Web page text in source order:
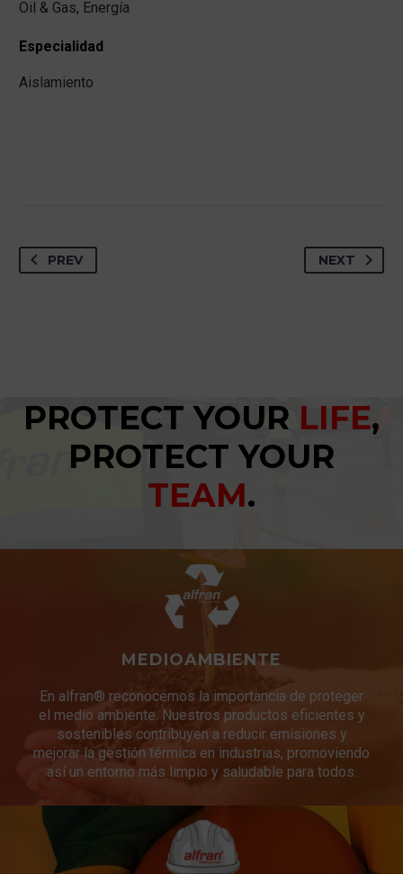
Oil & Gas, Energía
Especialidad
Aislamiento
PREV NEXT
PROTECT YOUR LIFE,
PROTECT YOUR
TEAM.
MEDIOAMBIENTE
En alfran® reconocemos la importancia de proteger
el medio ambiente. Nuestros productos eficientes y
sostenibles contribuyen a reducir emisiones y
mejorar la gestión térmica en industrias, promoviendo
así un entorno más limpio y saludable para todos.